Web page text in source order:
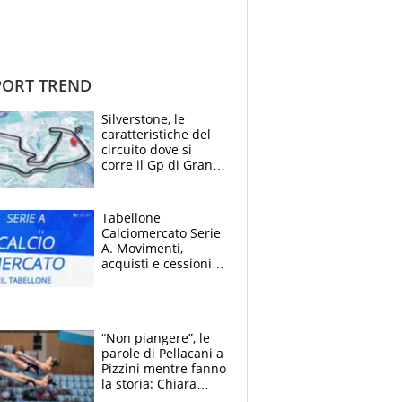
TREND
Silverstone, le
caratteristiche del
circuito dove si
corre il Gp di Gran
Tabellone
Calciomercato Serie
A. Movimenti,
acquisti e cessioni:
“Non piangere”, le
parole di Pellacani a
Pizzini mentre fanno
la storia: Chiara